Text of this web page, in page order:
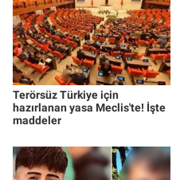
Terörsüz Türkiye için
hazırlanan yasa Meclis'te! İşte
maddeler